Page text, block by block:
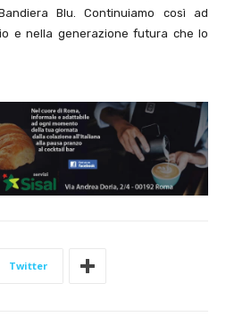
Blu. Continuiamo così ad
e nella generazione futura che lo
Twitter